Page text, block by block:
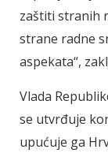
zaštiti stranih
strane radne
aspekata“,
Vlada
se utvrđuje
upućuje ga